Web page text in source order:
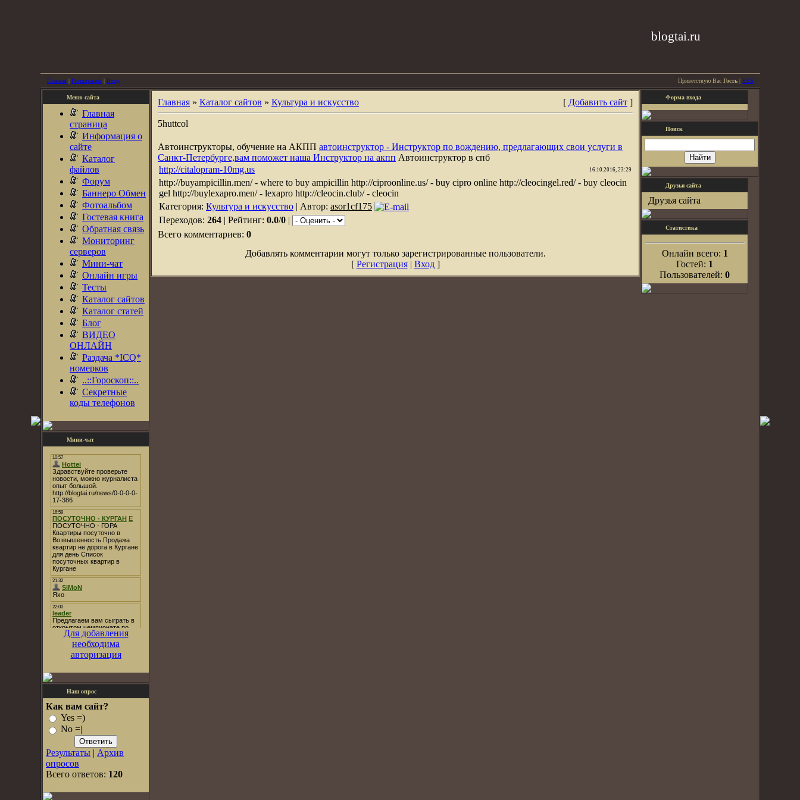
blogtai.ru
Главная | Регистрация | Вход Приветствую Вас Гость | RSS
Меню сайта
Главная
страница
Информация о
сайте
Каталог
файлов
Форум
Баннеро Обмен
Фотоальбом
Гостевая книга
Обратная связь
Мониторинг
серверов
Мини-чат
Онлайн игры
Тесты
Каталог сайтов
Каталог статей
Блог
ВИДЕО
ОНЛАЙН
Раздача *ICQ*
номерков
..::Гороскоп::..
Секретные
коды телефонов
Мини-чат
Для добавления
необходима
авторизация
Наш опрос
Как вам сайт?
Yes =)
No =|
Результаты | Архив
опросов
Всего ответов: 120
Главная » Каталог сайтов » Культура и искусство [ Добавить сайт ]
5huttcol
Автоинструкторы, обучение на АКПП автоинструктор - Инструктор по вождению, предлагающих свои услуги в
Санкт-Петербурге,вам поможет наша Инструктор на акпп Автоинструктор в спб
http://citalopram-10mg.us
16.10.2016, 23:29
http://buyampicillin.men/ - where to buy ampicillin http://ciproonline.us/ - buy cipro online http://cleocingel.red/ - buy cleocin
gel http://buylexapro.men/ - lexapro http://cleocin.club/ - cleocin
Категория: Культура и искусство | Автор: asor1cf175
Переходов: 264 | Рейтинг: 0.0/0 |
Всего комментариев: 0
Добавлять комментарии могут только зарегистрированные пользователи.
[ Регистрация| Вход]
Форма входа
Поиск
Друзья сайта
Друзья сайта
Статистика
Онлайн всего: 1
Гостей: 1
Пользователей: 0